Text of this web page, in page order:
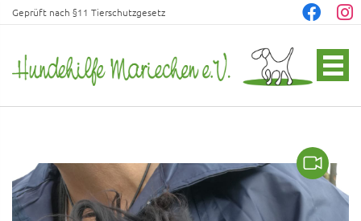
Geprüft nach §11 Tierschutzgesetz